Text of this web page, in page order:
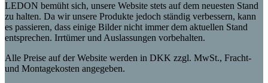
LEDON bemüht sich, unsere Website stets auf dem neuesten Stand
zu halten. Da wir unsere Produkte jedoch ständig verbessern, kann
es passieren, dass einige Bilder nicht immer dem aktuellen Stand
entsprechen. Irrtümer und Auslassungen vorbehalten.
Alle Preise auf der Website werden in DKK zzgl. MwSt., Fracht-
und Montagekosten angegeben.